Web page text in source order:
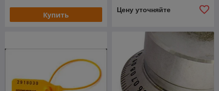
Купить
Цену уточняйте